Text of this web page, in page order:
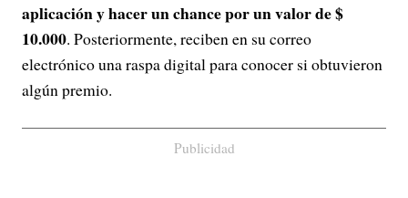
aplicación y hacer un chance por un valor de $
10.000. Posteriormente, reciben en su correo
electrónico una raspa digital para conocer si obtuvieron
algún premio.
Publicidad